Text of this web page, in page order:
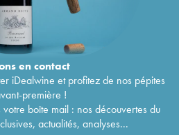
encontact
iDealwine et profitez de nos pépites
première !
boîte mail : nos découvertes du
actualités, analyses...